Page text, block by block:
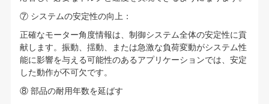
⑦ システムの安定性の向上：
正確なモーター角度情報は、制御システム全体の安定性に貢
献します。振動、揺動、または急激な負荷変動がシステム性
能に影響を与える可能性のあるアプリケーションでは、安定
した動作が不可欠です。
⑧ 部品の耐用年数を延ばす